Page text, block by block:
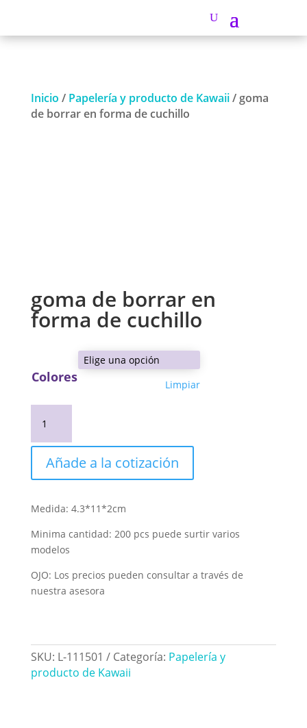
Inicio / Papelería y producto de Kawaii/ goma
de borrar en forma de cuchillo
goma de borrar en
forma de cuchillo
Colores Limpiar
de
borrar
forma
cuchillo
Añade a la cotización
Medida: 4.3*11*2cm
Minima cantidad: 200 pcs puede surtir varios
modelos
OJO: Los precios pueden consultar a través de
nuestra asesora
SKU: L-111501 Categoría: Papelería y
producto de Kawaii